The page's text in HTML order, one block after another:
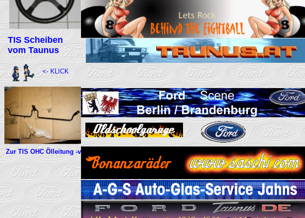
TIS Scheiben
vom Taunus
<- KLICK
Zur TIS OHC Ölleitung -v